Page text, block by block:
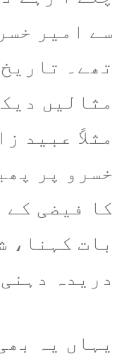
سے امیر
تھے۔
مثالیں
مثلاً عبید
خسرو پر
کا فیضی کے
بات کہنا،
دریدہ
یہاں یہ